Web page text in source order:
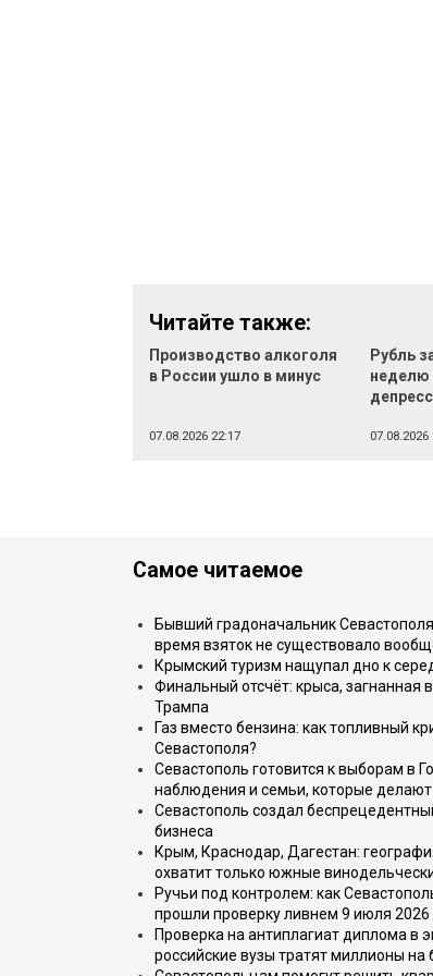
Читайте также:
Производство алкоголя
в России ушло в минус
07.08.2026 22:17
Рубль
неделю
07.08.2026
Самое читаемое
Бывший градоначальник
время взяток не существовало
Крымский туризм нащупал дно к
Финальный отсчёт: крыса, загнанная
Трампа
Газ вместо бензина: как топливный
Севастополя?
Севастополь готовится к выборам в
наблюдения и семьи, которые делают
Севастополь создал
бизнеса
Крым, Краснодар, Дагестан:
охватит только южные
Ручьи под контролем: как
прошли проверку ливнем 9 июля 2026
Проверка на антиплагиат диплома в
российские вузы тратят миллионы